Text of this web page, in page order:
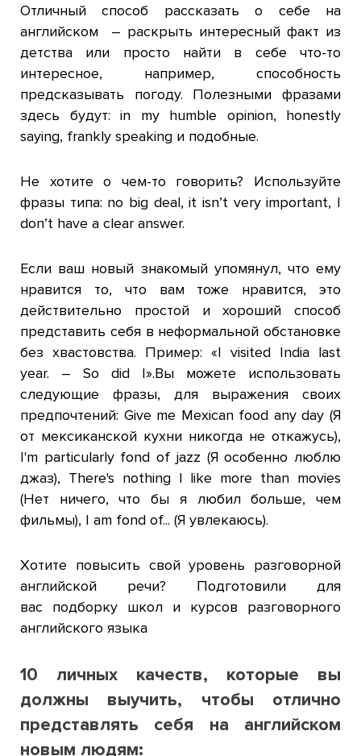
Отличный способ рассказать о себе на
английском – раскрыть интересный факт из
детства или просто найти в себе что-то
интересное, например, способность
предсказывать погоду. Полезными фразами
здесь будут: in my humble opinion, honestly
saying, frankly speaking и подобные.
Не хотите о чем-то говорить? Используйте
фразы типа: no big deal, it isn’t very important, I
don’t have a clear answer.
Если ваш новый знакомый упомянул, что ему
нравится то, что вам тоже нравится, это
действительно простой и хороший способ
представить себя в неформальной обстановке
без хвастовства. Пример: «I visited India last
year. – So did I».Вы можете использовать
следующие фразы, для выражения своих
предпочтений: Give me Mexican food any day (Я
от мексиканской кухни никогда не откажусь),
I'm particularly fond of jazz (Я особенно люблю
джаз), There's nothing I like more than movies
(Нет ничего, что бы я любил больше, чем
фильмы), I am fond of... (Я увлекаюсь).
Хотите повысить свой уровень разговорной
английской речи? Подготовили для
вас подборку школ и курсов разговорного
английского языка
10 личных качеств, которые вы
должны выучить, чтобы отлично
представлять себя на английском
новым людям: